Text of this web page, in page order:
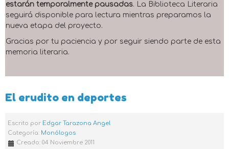
estarán temporalmente pausadas. La Biblioteca Literaria
seguirá disponible para lectura mientras preparamos la
nueva etapa del proyecto.
Gracias por tu paciencia y por seguir siendo parte de esta
memoria literaria.
El erudito en deportes
Escrito por Edgar Tarazona Angel
Categoría: Monólogos
Creado: 04 Noviembre 2011